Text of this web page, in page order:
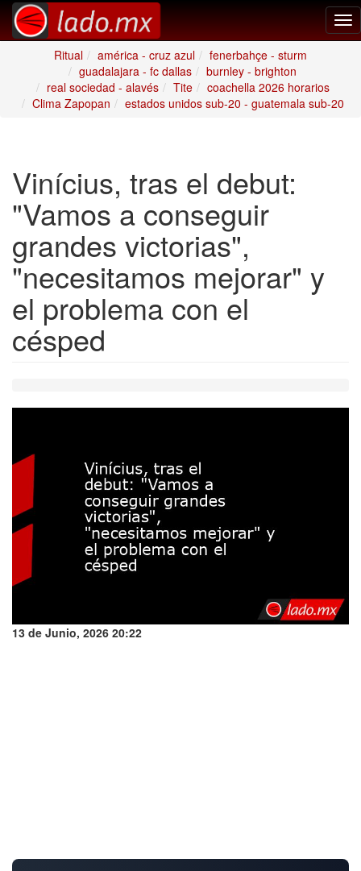
Ritual
américa - cruz azul
fenerbahçe - sturm
guadalajara - fc dallas
burnley - brighton
real sociedad - alavés
Tite
coachella 2026 horarios
Clima Zapopan
estados unidos sub-20 - guatemala sub-20
Vinícius, tras el debut:
"Vamos a conseguir
grandes victorias",
"necesitamos mejorar" y
el problema con el
césped
13 de Junio, 2026 20:22